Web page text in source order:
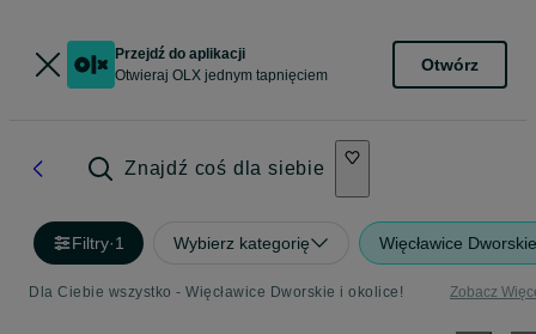
Przejdź do aplikacji
Otwieraj OLX jednym tapnięciem
Otwórz
Znajdź coś dla siebie
Filtry·1 Wybierz kategorię Więcławice Dworskie
Dla Ciebie wszystko - Więcławice Dworskie i okolice! Zobacz